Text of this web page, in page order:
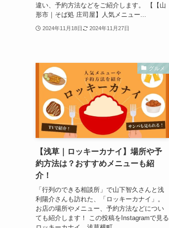
違い、予約方法などをご紹介します。 【【山
形市｜そば処 庄司屋】人気メニュー...
2024年11月18日 2024年11月27日
グルメ
【浅草｜ロッキーカナイ】場所や予
約方法は？おすすめメニューも紹
介！
「行列のできる相談所」で山下智久さんと浅
利陽介さんも訪れた、「ロッキーカナイ」。
お店の場所やメニュー、予約方法などについ
ても紹介します！ この投稿をInstagramで見る